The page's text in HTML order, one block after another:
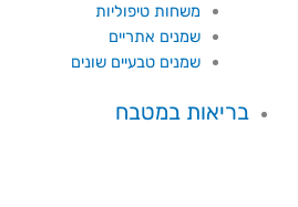
משחות טיפוליות
שמנים אתריים
שמנים טבעיים שונים
בריאות במטבח